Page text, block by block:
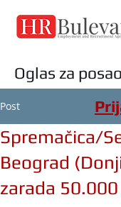
Oglas za posao
Post
Spremačica/
Beograd
zarada